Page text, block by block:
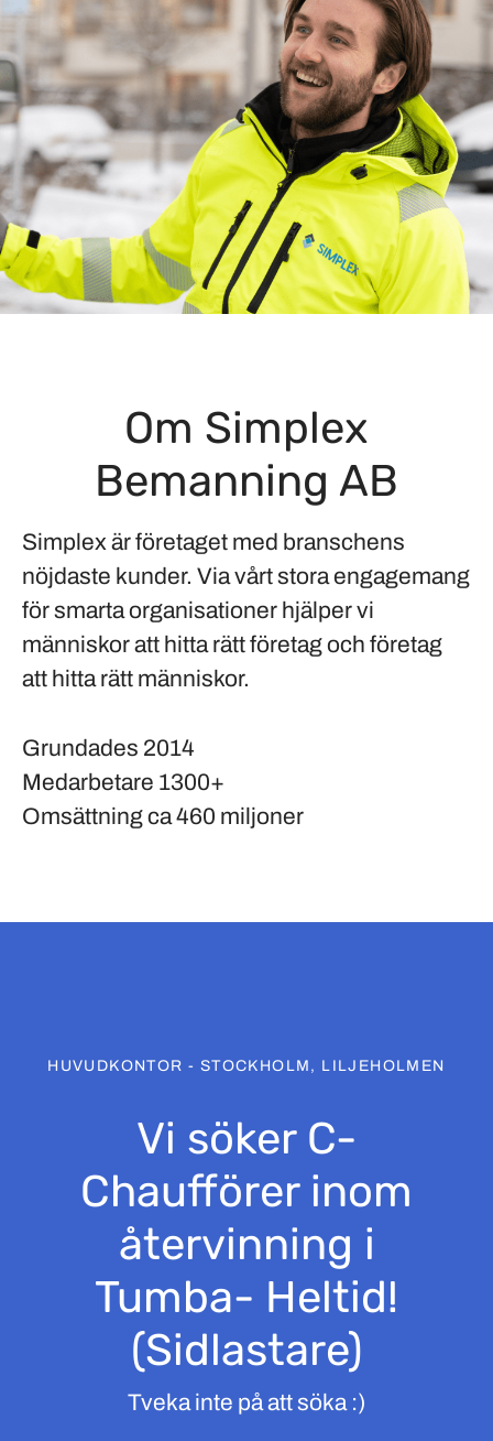
Om Simplex
Bemanning AB
Simplex är företaget med branschens
nöjdaste kunder. Via vårt stora engagemang
för smarta organisationer hjälper vi
människor att hitta rätt företag och företag
att hitta rätt människor.
Grundades 2014
Medarbetare 1300+
Omsättningca 460 miljoner
HUVUDKONTOR - STOCKHOLM, LILJEHOLMEN
Vi söker C-
Chaufförer inom
återvinning i
Tumba- Heltid!
(Sidlastare)
Tveka inte på att söka :)